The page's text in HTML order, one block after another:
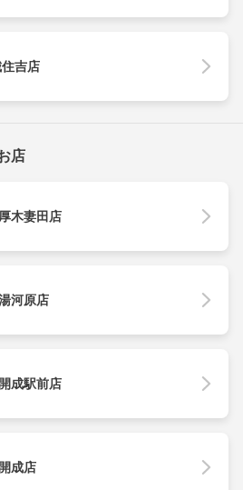
吉店
店
木妻田店
河原店
成駅前店
成店